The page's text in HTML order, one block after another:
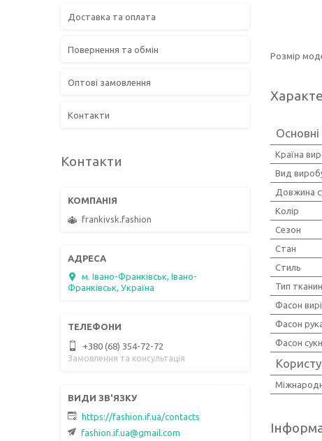
Розмір
Країна
Вид
Довжина
Колір
Сезон
Стан
Стиль
Тип
Фасон
Фасон
Фасон
Доставка та оплата
Повернення та обмін
Оптові замовлення
Контакти
Контакти
frankivsk.fashion
м. Івано-Франківськ, Івано-
Франківськ, Україна
+380 (68) 354-72-72
Замовлення та консультація
https://fashion.if.ua/contacts
fashion.if.ua@gmail.com